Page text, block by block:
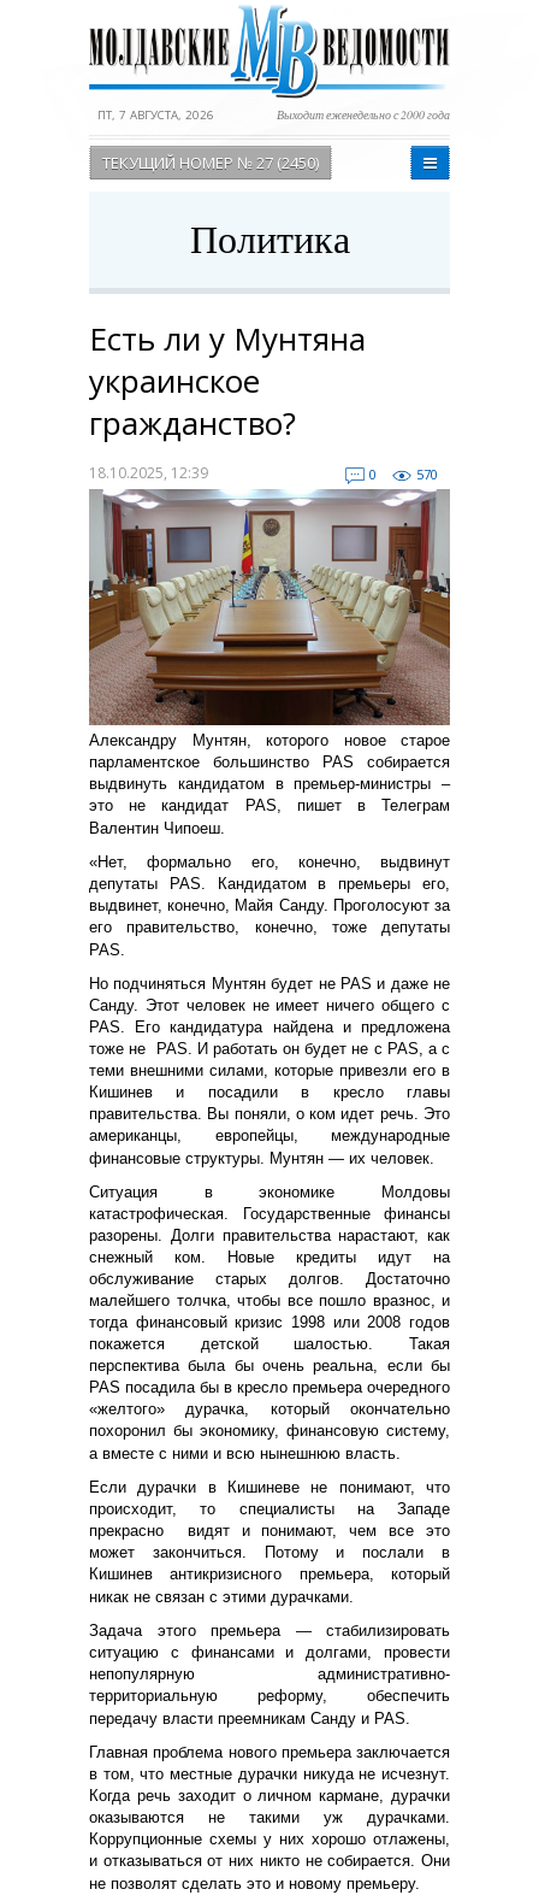
ПТ, 7 АВГУСТА, 2026 Выходит еженедельно с 2000 года
ТЕКУЩИЙ НОМЕР № 27 (2450)
Политика
Есть ли у Мунтяна
украинское
гражданство?
18.10.2025, 12:39 0 570
Александру Мунтян, которого новое старое
парламентское большинство PAS собирается
выдвинуть кандидатом в премьер-министры –
это не кандидат PAS, пишет в Телеграм
Валентин Чипоеш.
«Нет, формально его, конечно, выдвинут
депутаты PAS. Кандидатом в премьеры его,
выдвинет, конечно, Майя Санду. Проголосуют за
его правительство, конечно, тоже депутаты
PAS.
Но подчиняться Мунтян будет не PAS и даже не
Санду. Этот человек не имеет ничего общего с
PAS. Его кандидатура найдена и предложена
тоже не
PAS. И работать он будет не с PAS, а с
теми внешними силами, которые привезли его в
Кишинев и посадили в кресло главы
правительства. Вы поняли, о ком идет речь. Это
американцы, европейцы, международные
финансовые структуры. Мунтян — их человек.
Ситуация в экономике Молдовы
катастрофическая. Государственные финансы
разорены. Долги правительства нарастают, как
снежный ком. Новые кредиты идут на
обслуживание старых долгов. Достаточно
малейшего толчка, чтобы все пошло вразнос, и
тогда финансовый кризис 1998 или 2008 годов
покажется детской шалостью. Такая
перспектива была бы очень реальна, если бы
PAS посадила бы в кресло премьера очередного
«желтого» дурачка, который окончательно
похоронил бы экономику, финансовую систему,
а вместе с ними и всю нынешнюю власть.
Если дурачки в Кишиневе не понимают, что
происходит, то специалисты на Западе
прекрасно
видят и понимают, чем все это
может закончиться. Потому и послали в
Кишинев антикризисного премьера, который
никак не связан с этими дурачками.
Задача этого премьера — стабилизировать
ситуацию с финансами и долгами, провести
непопулярную административно-
территориальную реформу, обеспечить
передачу власти преемникам Санду и PAS.
Главная проблема нового премьера заключается
в том, что местные дурачки никуда не исчезнут.
Когда речь заходит о личном кармане, дурачки
оказываются не такими уж дурачками.
Коррупционные схемы у них хорошо отлажены,
и отказываться от них никто не собирается. Они
не позволят сделать это и новому премьеру.